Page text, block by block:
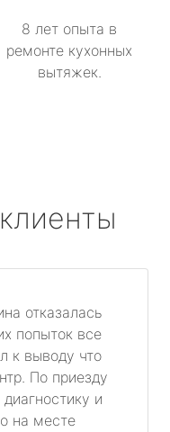
8 лет опыта в
ремонте кухонных
вытяжек.
отказалась
попыток все
к выводу что
По приезду
и
на месте